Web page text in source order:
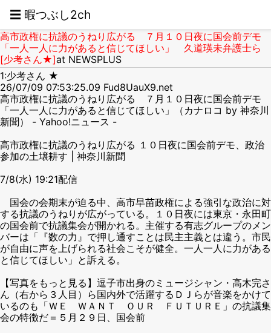
☰ 暇つぶし2ch
高市政権に抗議のうねり広がる ７月１０日夜に国会前デモ
「一人一人に力があると信じてほしい」 久道瑛未弁護士ら
[少考さん★]at NEWSPLUS
1:少考さん ★
26/07/09 07:53:25.09 Fud8UauX9.net
高市政権に抗議のうねり広がる ７月１０日夜に国会前デモ
「一人一人に力があると信じてほしい」（カナロコ by 神奈川
新聞） - Yahoo!ニュース -
高市政権に抗議のうねり広がる １０日夜に国会前デモ、政治
参加の土壌耕す | 神奈川新聞
7/8(水) 19:21配信
国会の会期末が迫る中、高市早苗政権による強引な政治に対
する抗議のうねりが広がっている。１０日夜には東京・永田町
の国会前で抗議集会が開かれる。主催する有志グループのメン
バーは「『数の力』で押し通すことは民主主義とは違う。市民
が自由に声を上げられる社会こそが健全。一人一人に力がある
と信じてほしい」と訴える。
【写真をもっと見る】逗子市出身のミュージシャン・高木完さ
ん（右から３人目）ら国内外で活躍するＤＪらが音楽をかけて
いるのも「ＷＥ ＷＡＮＴ ＯＵＲ ＦＵＴＵＲＥ」の抗議集
会の特徴だ＝５月２９日、国会前